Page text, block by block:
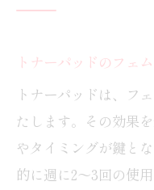
フェムケアに最
フェムケア
トナーパッ
肌に優しい
トナーパッドのフェ
トナーパッドは、フ
たします。その効果
やタイミングが鍵と
的に週に2〜3回の使